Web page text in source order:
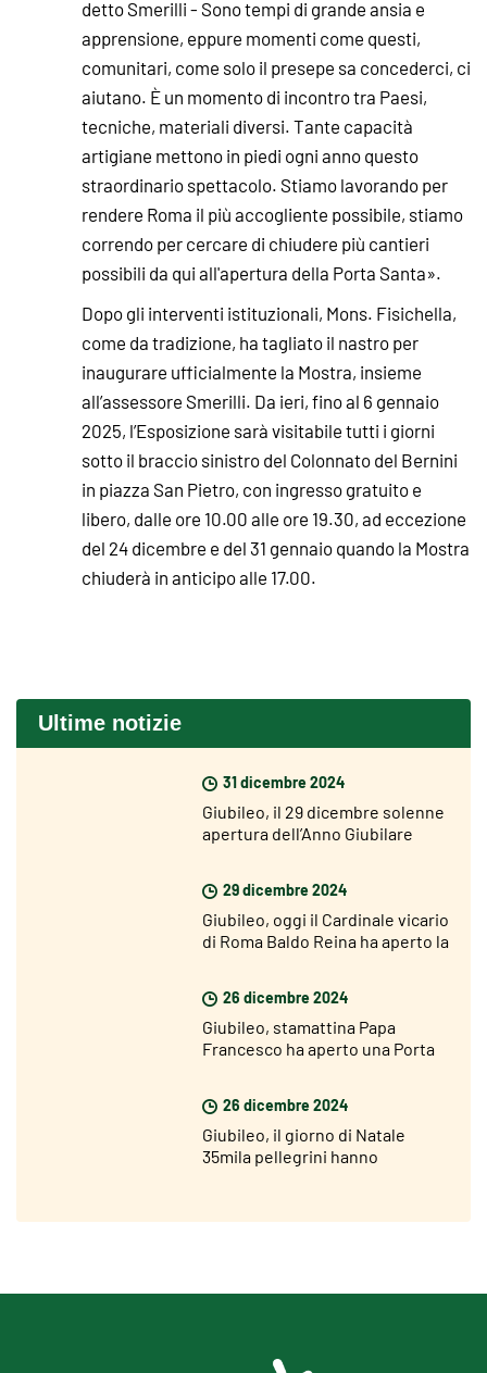
detto Smerilli - Sono tempi di grande ansia e
apprensione, eppure momenti come questi,
comunitari, come solo il presepe sa concederci, ci
aiutano. È un momento di incontro tra Paesi,
tecniche, materiali diversi. Tante capacità
artigiane mettono in piedi ogni anno questo
straordinario spettacolo. Stiamo lavorando per
rendere Roma il più accogliente possibile, stiamo
correndo per cercare di chiudere più cantieri
possibili da qui all'apertura della Porta Santa».
Dopo gli interventi istituzionali, Mons. Fisichella,
come da tradizione, ha tagliato il nastro per
inaugurare ufficialmente la Mostra, insieme
all’assessore Smerilli. Da ieri, fino al 6 gennaio
2025, l’Esposizione sarà visitabile tutti i giorni
sotto il braccio sinistro del Colonnato del Bernini
in piazza San Pietro, con ingresso gratuito e
libero, dalle ore 10.00 alle ore 19.30, ad eccezione
del 24 dicembre e del 31 gennaio quando la Mostra
chiuderà in anticipo alle 17.00.
Ultime notizie
31 dicembre 2024
Giubileo, il 29 dicembre solenne
apertura dell’Anno Giubilare
29 dicembre 2024
Giubileo, oggi il Cardinale vicario
di Roma Baldo Reina ha aperto la
26 dicembre 2024
Giubileo, stamattina Papa
Francesco ha aperto una Porta
26 dicembre 2024
Giubileo, il giorno di Natale
35mila pellegrini hanno